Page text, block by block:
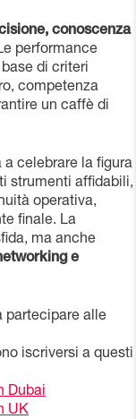
conoscenza
performance
di criteri
competenza
un caffè di
celebrare la figura
strumenti affidabili,
operativa,
finale. La
ma anche
e
partecipare alle
iscriversi a questi
Dubai
UK